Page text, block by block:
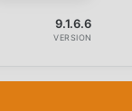
9.1.6.6
VERSION